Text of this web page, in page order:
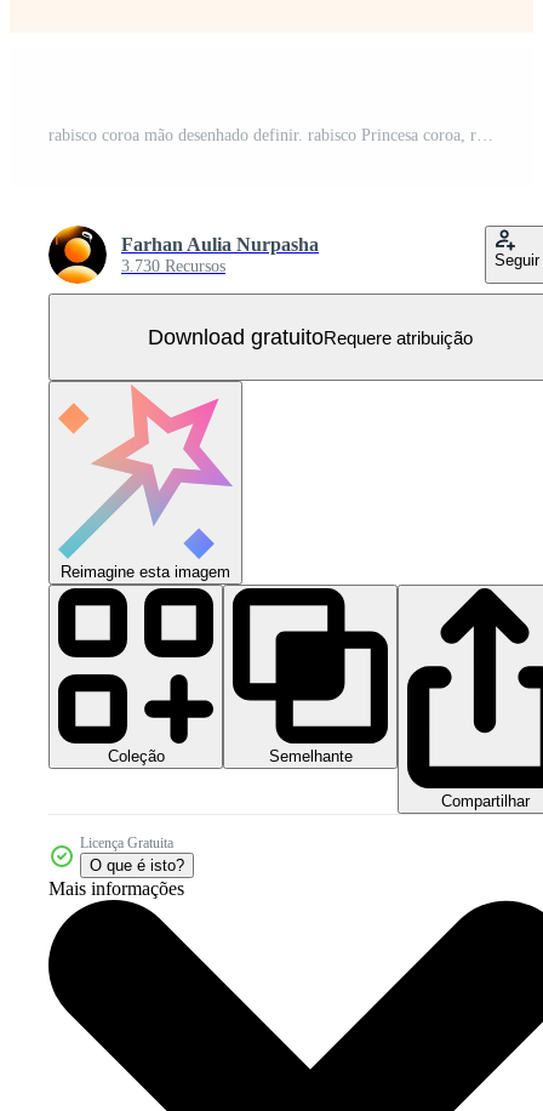
rabisco coroa mão desenhado definir. rabisco Princesa coroa, rainha tiara. linha esboço real elemento com ilustração estilo rabisco e linha arte Vetor Grátis
Farhan Aulia Nurpasha
3.730 Recursos Seguir
Download gratuitoRequere atribuição
Reimagine esta imagem
Coleção Semelhante
Compartilhar
Licença Gratuita
O que é isto?
Mais informações